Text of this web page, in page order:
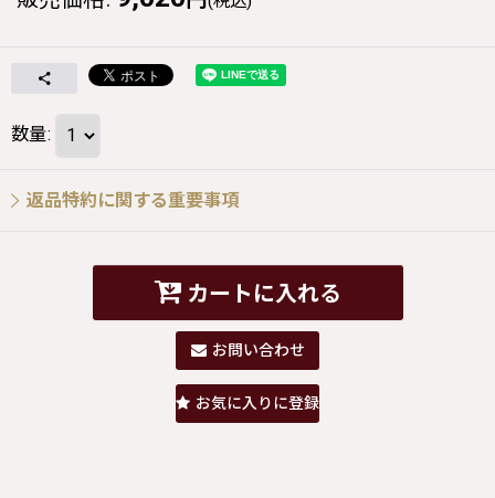
数量:
返品特約に関する重要事項
カートに入れる
お問い合わせ
お気に入りに登録